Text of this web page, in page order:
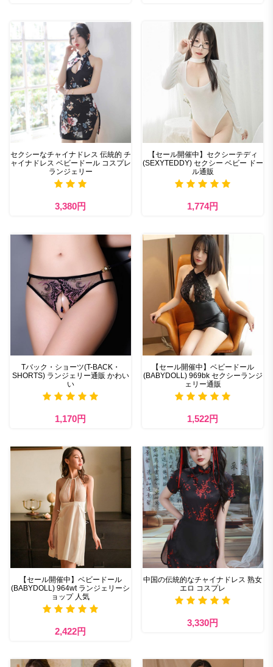
セクシーなチャイナドレス 伝統的 チ
ャイナドレス ベビードール コスプレ
ランジェリー
3,380円
【セール開催中】セクシーテディ
(SEXYTEDDY) セクシー ベビー ドー
ル通販
1,774円
Tバック・ショーツ(T-BACK・
SHORTS) ランジェリー通販 かわい
い
1,170円
【セール開催中】ベビードール
(BABYDOLL) 969bk セクシーランジ
ェリー通販
1,522円
【セール開催中】ベビードール
(BABYDOLL) 964wt ランジェリーシ
ョップ 人気
2,422円
中国の伝統的なチャイナドレス 熟女
エロ コスプレ
3,330円